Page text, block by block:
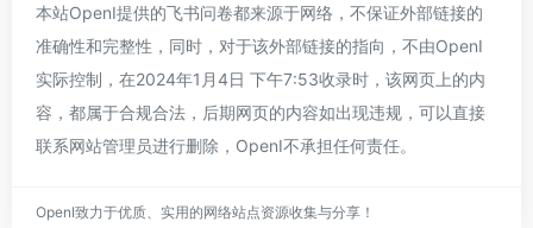
本站OpenI提供的飞书问卷都来源于网络，不保证外部链接的
准确性和完整性，同时，对于该外部链接的指向，不由OpenI
实际控制，在2024年1月4日 下午7:53收录时，该网页上的内
容，都属于合规合法，后期网页的内容如出现违规，可以直接
联系网站管理员进行删除，OpenI不承担任何责任。
OpenI致力于优质、实用的网络站点资源收集与分享！